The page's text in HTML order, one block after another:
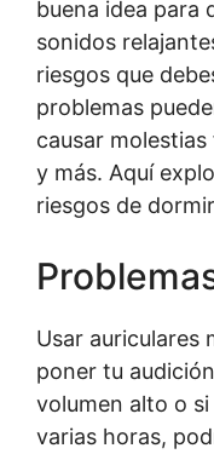
buena idea para
sonidos
riesgos que
problemas
causar
y más. Aquí
riesgos de
Usar auriculares
poner tu
volumen alto o
varias horas,